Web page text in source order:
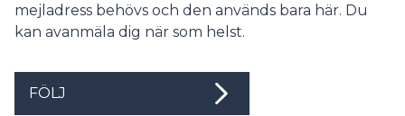
mejladress behövs och den används bara här. Du
kan avanmäla dig när som helst.
FÖLJ